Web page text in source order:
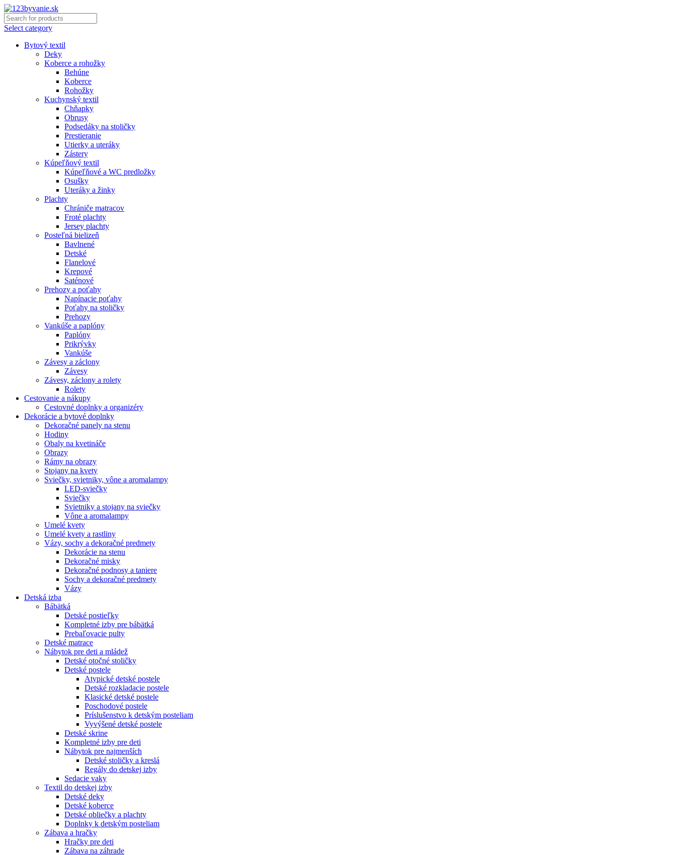
Select category
Bytový textil
Deky
Koberce a rohožky
Behúne
Koberce
Rohožky
Kuchynský textil
Chňapky
Obrusy
Podsedáky na stoličky
Prestieranie
Utierky a uteráky
Zástery
Kúpeľňový textil
Kúpeľňové a WC predložky
Osušky
Uteráky a žinky
Plachty
Chrániče matracov
Froté plachty
Jersey plachty
Posteľná bielizeň
Bavlnené
Detské
Flanelové
Krepové
Saténové
Prehozy a poťahy
Napínacie poťahy
Poťahy na stoličky
Prehozy
Vankúše a paplóny
Paplóny
Prikrývky
Vankúše
Závesy a záclony
Závesy
Závesy, záclony a rolety
Rolety
Cestovanie a nákupy
Cestovné doplnky a organizéry
Dekorácie a bytové doplnky
Dekoračné panely na stenu
Hodiny
Obaly na kvetináče
Obrazy
Rámy na obrazy
Stojany na kvety
Sviečky, svietniky, vône a aromalampy
LED-sviečky
Sviečky
Svietniky a stojany na sviečky
Vône a aromalampy
Umelé kvety
Umelé kvety a rastliny
Vázy, sochy a dekoračné predmety
Dekorácie na stenu
Dekoračné misky
Dekoračné podnosy a taniere
Sochy a dekoračné predmety
Vázy
Detská izba
Bábätká
Detské postieľky
Kompletné izby pre bábätká
Prebaľovacie pulty
Detské matrace
Nábytok pre deti a mládež
Detské otočné stoličky
Detské postele
Atypické detské postele
Detské rozkladacie postele
Klasické detské postele
Poschodové postele
Príslušenstvo k detským posteliam
Vyvýšené detské postele
Detské skrine
Kompletné izby pre deti
Nábytok pre najmenších
Detské stoličky a kreslá
Regály do detskej izby
Sedacie vaky
Textil do detskej izby
Detské deky
Detské koberce
Detské obliečky a plachty
Doplnky k detským posteliam
Zábava a hračky
Hračky pre deti
Zábava na záhrade